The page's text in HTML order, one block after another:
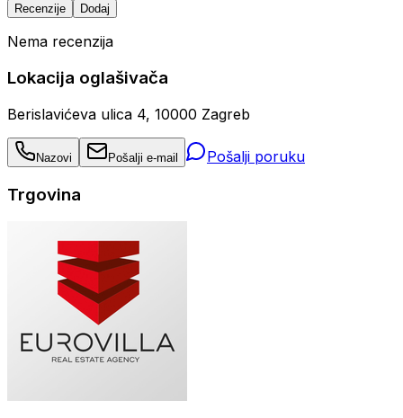
Recenzije Dodaj
Nema recenzija
Lokacija oglašivača
Berislavićeva ulica 4, 10000 Zagreb
Nazovi Pošalji e-mail Pošalji poruku
Trgovina